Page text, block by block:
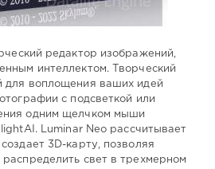
редактор изображений,
интеллектом. Творческий
для воплощения ваших идей
с подсветкой или
одним щелчком мыши
Luminar Neo рассчитывает
3D-карту, позволяя
свет в трехмерном